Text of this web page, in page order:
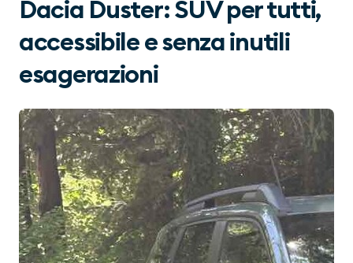
Dacia Duster: SUV per tutti,
accessibile e senza inutili
esagerazioni